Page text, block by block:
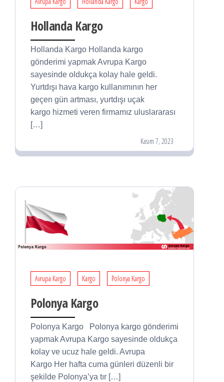
Hollanda Kargo
Hollanda Kargo Hollanda kargo
gönderimi yapmak Avrupa Kargo
sayesinde oldukça kolay hale geldi.
Yurtdışı hava kargo kullanımının her
geçen gün artması, yurtdışı uçak
kargo hizmeti veren firmamız uluslararası
[…]
Kasım 7, 2023
Avrupa Kargo Kargo Polonya Kargo
Polonya Kargo
Polonya Kargo Polonya kargo gönderimi
yapmak Avrupa Kargo sayesinde oldukça
kolay ve ucuz hale geldi. Avrupa
Kargo Her hafta cuma günleri düzenli bir
şekilde Polonya’ya tır […]